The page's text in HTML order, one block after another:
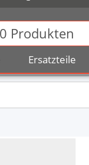
Ersatzteile